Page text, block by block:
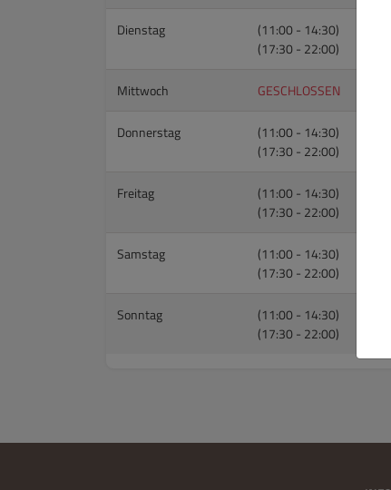
Dienstag
(11:00 - 14:30)
(17:30 - 22:00)
Mittwoch GESCHLOSSEN
Donnerstag
(11:00 - 14:30)
(17:30 - 22:00)
Freitag
(11:00 - 14:30)
(17:30 - 22:00)
Samstag
(11:00 - 14:30)
(17:30 - 22:00)
Sonntag
(11:00 - 14:30)
(17:30 - 22:00)